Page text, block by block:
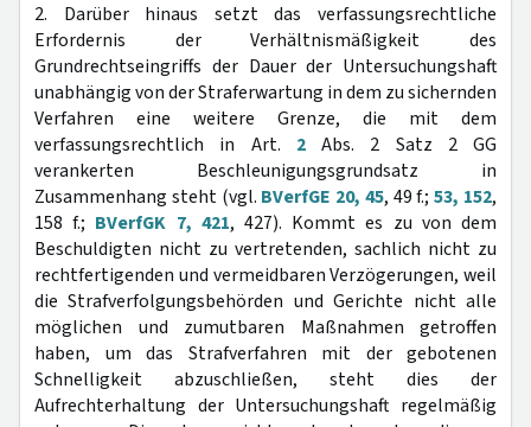
2. Darüber hinaus setzt das verfassungsrechtliche
Erfordernis der Verhältnismäßigkeit des
Grundrechtseingriffs der Dauer der Untersuchungshaft
unabhängig von der Straferwartung in dem zu sichernden
Verfahren eine weitere Grenze, die mit dem
verfassungsrechtlich in Art. 2Abs. 2 Satz 2 GG
verankerten Beschleunigungsgrundsatz in
Zusammenhang steht (vgl. BVerfGE 20, 45, 49 f.;53, 152,
158 f.; BVerfGK 7, 421, 427). Kommt es zu von dem
Beschuldigten nicht zu vertretenden, sachlich nicht zu
rechtfertigenden und vermeidbaren Verzögerungen, weil
die Strafverfolgungsbehörden und Gerichte nicht alle
möglichen und zumutbaren Maßnahmen getroffen
haben, um das Strafverfahren mit der gebotenen
Schnelligkeit abzuschließen, steht dies der
Aufrechterhaltung der Untersuchungshaft regelmäßig